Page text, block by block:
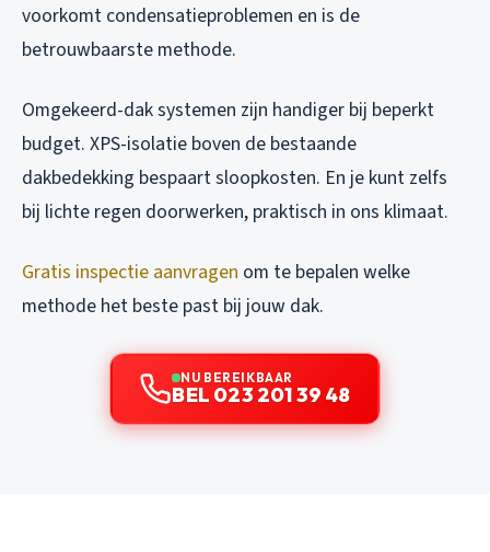
voorkomt condensatieproblemen en is de
betrouwbaarste methode.
Omgekeerd-dak systemen zijn handiger bij beperkt
budget. XPS-isolatie boven de bestaande
dakbedekking bespaart sloopkosten. En je kunt zelfs
bij lichte regen doorwerken, praktisch in ons klimaat.
Gratis inspectie aanvragen om te bepalen welke
methode het beste past bij jouw dak.
NU BEREIKBAAR
BEL 023 201 39 48